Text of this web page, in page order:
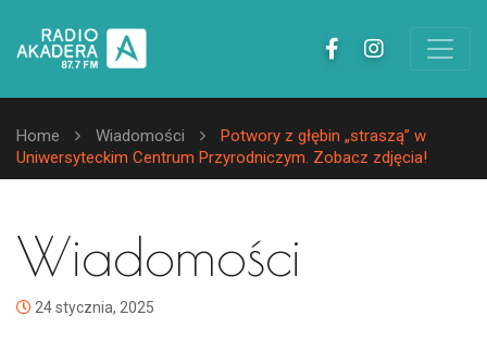
Home Wiadomości
Potwory z głębin „straszą” w
Uniwersyteckim Centrum Przyrodniczym. Zobacz zdjęcia!
Wiadomości
24 stycznia, 2025